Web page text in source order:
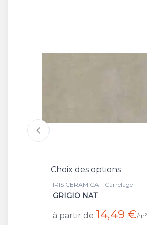
/m²
Choix
IRIS
à partir